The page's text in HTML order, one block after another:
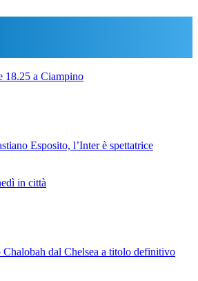
18.25 a Ciampino
Esposito, l’Inter è spettatrice
in città
dal Chelsea a titolo definitivo